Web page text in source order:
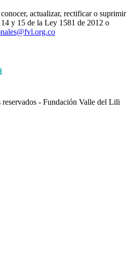
actualizar, rectificar o suprimir
y 15 de la Ley 1581 de 2012 o
- Fundación Valle del Lili